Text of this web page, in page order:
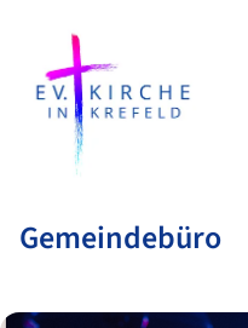
Gemeindebüro